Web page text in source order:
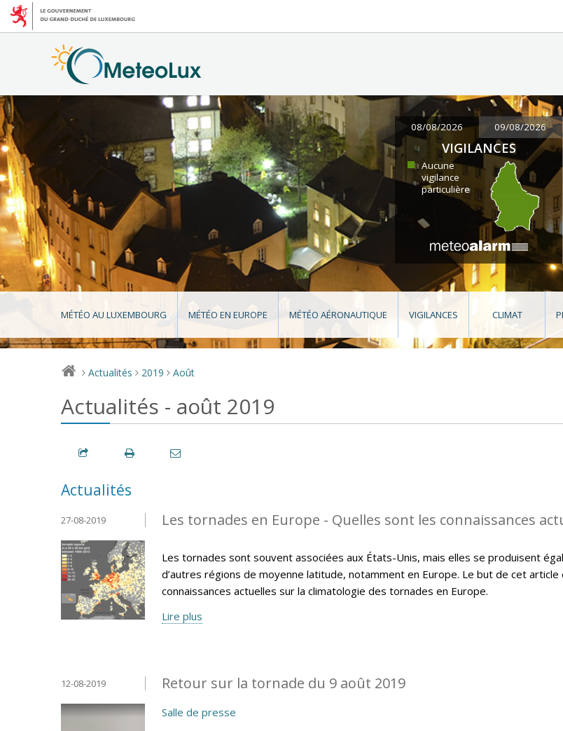
08/08/2026 09/08/2026
VIGILANCES
Aucune
vigilance
particulière
MÉTÉO AU LUXEMBOURG MÉTÉO EN EUROPE MÉTÉO AÉRONAUTIQUE VIGILANCES CLIMAT
> Actualités > 2019 > Août
Actualités - août 2019
Actualités
Les tornades en Europe - Quelles sont les connaissances
27-08-2019
Les tornades sont souvent associées aux États-Unis, mais elles se produisent
d’autres régions de moyenne latitude, notamment en Europe. Le but de cet
connaissances actuelles sur la climatologie des tornades en Europe.
Lire plus
Retour sur la tornade du 9 août 2019
12-08-2019
Salle de presse